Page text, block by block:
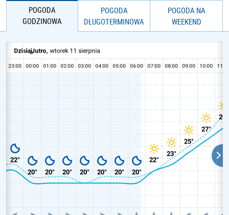
POGODA
GODZINOWA
POGODA
DŁUGOTERMINOWA
POGODA NA
WEEKEND